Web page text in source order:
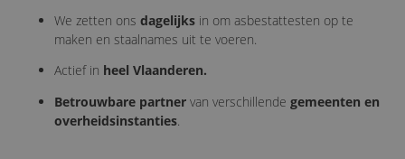
We zetten ons dagelijks in om asbestattesten op te
maken en staalnames uit te voeren.
Actief in heel Vlaanderen.
Betrouwbare partner van verschillende gemeenten en
overheidsinstanties.